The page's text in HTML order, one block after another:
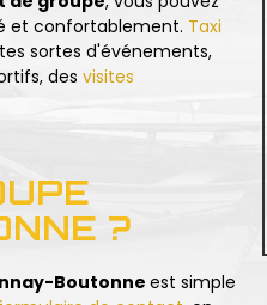
et confortablement. Taxi
sortes d'événements,
des visites
?
Boutonne est simple